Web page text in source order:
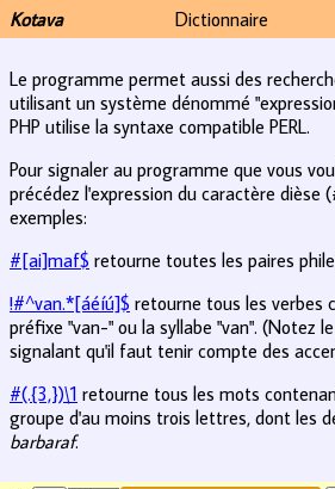
Kotava Dictionnaire
Le programme permet aussi des
utilisant un système dénommé
PHP utilise la syntaxe compatible PERL.
Pour signaler au programme que vous
précédez l'expression du caractère dièse
exemples:
#[ai]maf$ retourne toutes les paires
!#^van.*[áéíú]$ retourne tous les verbes
préfixe "van-" ou la syllabe "van". (Notez
signalant qu'il faut tenir compte des
#(.{3,})\1 retourne tous les mots
groupe d'au moins trois lettres, dont les
barbaraf.